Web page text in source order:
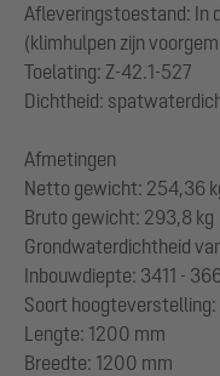
Afleveringstoestand: In
(klimhulpen zijn
Toelating: Z-42.1-527
Dichtheid:
Afmetingen
Netto gewicht: 254,36
Bruto gewicht: 293,8 kg
Grondwaterdichtheid
Inbouwdiepte: 3411 -
Soort
Lengte: 1200 mm
Breedte: 1200 mm